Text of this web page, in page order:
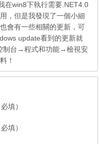
在win8下執行需要.NET4.0
，但是我發現了一個小細
會有一些相關的更新，可
update看到的更新就
制台→程式和功能→檢視安
！
填）
填）